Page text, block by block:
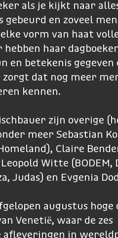
als je kijkt naar
gebeurd en zoveel
vorm van haat
hebben haar
en betekenis gegeven
zorgt dat nog meer
kennen.
zijn overige
meer Sebastian
Claire
Witte (BODEM,
Judas) en Evgenia
augustus hoge
Venetië, waar de zes
afleveringen in